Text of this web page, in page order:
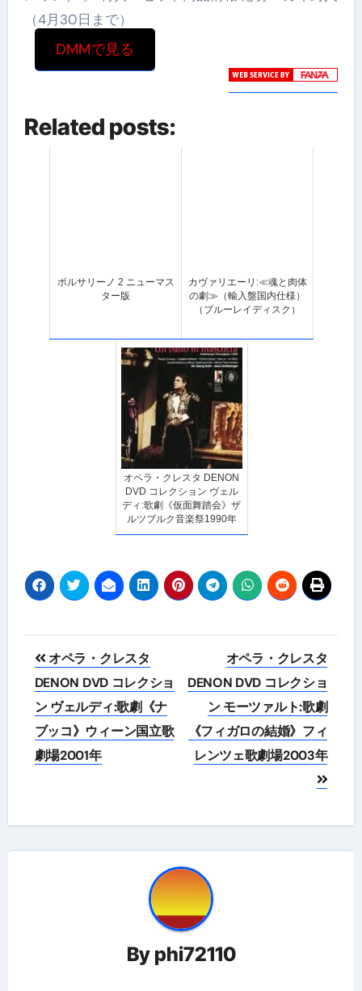
（4月30日まで）
DMMで見る
Related posts:
ボルサリーノ 2 ニューマス
ター版
カヴァリエーリ:≪魂と肉体
の劇≫（輸入盤国内仕様）
（ブルーレイディスク）
オペラ・クレスタ DENON
DVD コレクション ヴェル
ディ:歌劇《仮面舞踏会》ザ
ルツブルク音楽祭1990年
投
稿
ナ
ビ
シ
オペラ・クレスタ
DENON DVD コレクショ
ン ヴェルディ:歌劇《ナ
ブッコ》ウィーン国立歌
劇場2001年
オペラ・クレスタ
DENON DVD コレクショ
ン モーツァルト:歌劇
《フィガロの結婚》フィ
レンツェ歌劇場2003年
By phi72110